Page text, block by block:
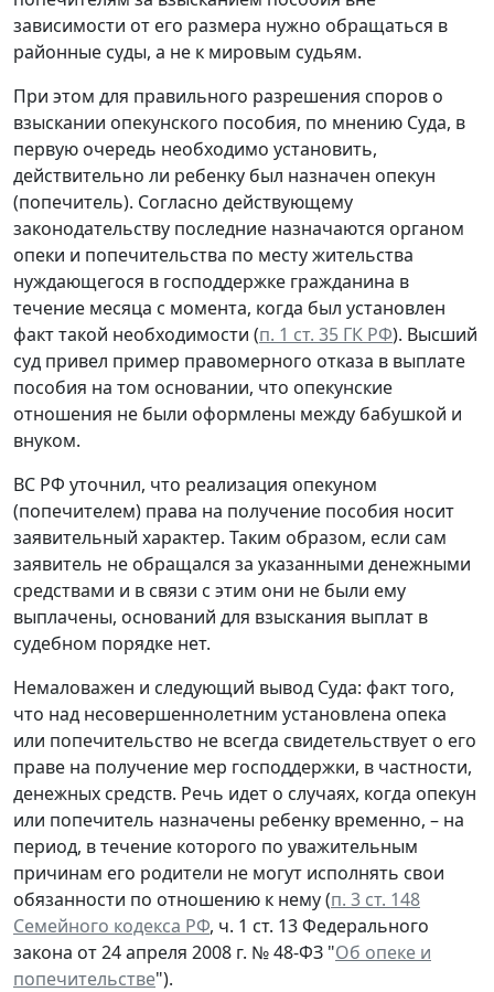
зависимости от его размера нужно обращаться в
районные суды, а не к мировым судьям.
При этом для правильного разрешения споров о
взыскании опекунского пособия, по мнению Суда, в
первую очередь необходимо установить,
действительно ли ребенку был назначен опекун
(попечитель). Согласно действующему
законодательству последние назначаются органом
опеки и попечительства по месту жительства
нуждающегося в господдержке гражданина в
течение месяца с момента, когда был установлен
факт такой необходимости (п. 1 ст. 35 ГК РФ). Высший
суд привел пример правомерного отказа в выплате
пособия на том основании, что опекунские
отношения не были оформлены между бабушкой и
внуком.
ВС РФ уточнил, что реализация опекуном
(попечителем) права на получение пособия носит
заявительный характер. Таким образом, если сам
заявитель не обращался за указанными денежными
средствами и в связи с этим они не были ему
выплачены, оснований для взыскания выплат в
судебном порядке нет.
Немаловажен и следующий вывод Суда: факт того,
что над несовершеннолетним установлена опека
или попечительство не всегда свидетельствует о его
праве на получение мер господдержки, в частности,
денежных средств. Речь идет о случаях, когда опекун
или попечитель назначены ребенку временно, – на
период, в течение которого по уважительным
причинам его родители не могут исполнять свои
обязанности по отношению к нему (п. 3 ст. 148
Семейного кодекса РФ, ч. 1 ст. 13 Федерального
закона от 24 апреля 2008 г. № 48-ФЗ "Об опеке и
попечительстве").